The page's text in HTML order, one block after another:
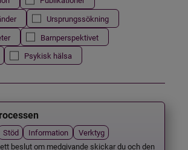
Ursprungssökning
Barnperspektivet
Psykisk hälsa
Stöd Information
Verktyg
beslut om medgivande skickar du och den